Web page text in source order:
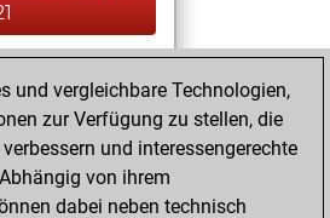
You achieved a
of 23
Fritz
You
a new Elo
und vergleichbare Technologien,
zur Verfügung zu stellen, die
und interessengerechte
von ihrem
dabei neben technisch